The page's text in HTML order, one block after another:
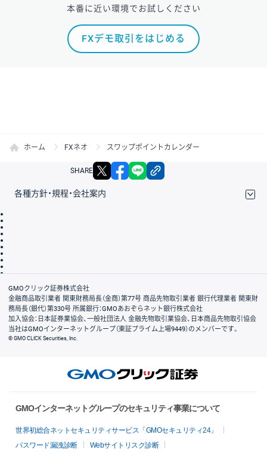
本番に近い環境でお試しください
FXデモ取引をはじめる
ホーム FXネオ スワップポイントカレンダー
SHARE X facebook
各種方針・規程・会社案内
会社案内
GMOクリック証券株式会社
金融商品取引業者 関東財務局長（金商）第77号 商品先物取引業者 銀行代理業者 関東財
務局長（銀代）第330号 所属銀行：GMOあおぞらネット銀行株式会社
加入協会：日本証券業協会、一般社団法人 金融先物取引業協会、日本商品先物取引協会
当社はGMOインターネットグループ（東証プライム上場9449）のメンバーです。
© GMO CLICK Securities, Inc.
GMOインターネットグループのセキュリティ事業について
世界初総合ネットセキュリティサービス「GMOセキュリティ24」
パスワード漏洩診断
Webサイトリスク診断